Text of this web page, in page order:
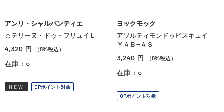
アンリ・シャルパンティエ
☆テリーヌ・ドゥ・フリュイＬ
4,320 円 （8%税込）
在庫：○
NEW OPポイント対象
ヨックモック
アソルティモンドゥビスキュイ
ＹＡＢ−ＡＳ
3,240 円 （8%税込）
在庫：○
OPポイント対象